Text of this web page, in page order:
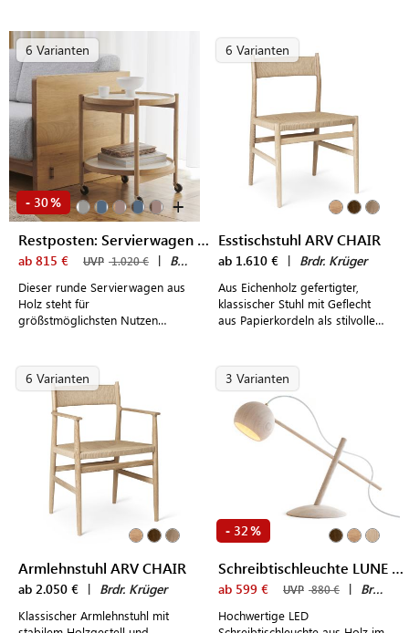
6 Varianten
- 30% +
Restposten: Servierwagen TRAY TABLE 50
ab 815 € UVP 1.020 € | Brdr. Krüger
Dieser runde Servierwagen aus
Holz steht für
größstmöglichsten Nutzen
6 Varianten
Esstischstuhl ARV CHAIR
ab 1.610 € | Brdr. Krüger
Aus Eichenholz gefertigter,
klassischer Stuhl mit Geflecht
aus Papierkordeln als stilvolle
6 Varianten
Armlehnstuhl ARV CHAIR
ab 2.050 € | Brdr. Krüger
Klassischer Armlehnstuhl mit
3 Varianten
- 32 %
Schreibtischleuchte LUNE LAMP
ab 599 € UVP 880 € | Brdr. Krüger
Hochwertige LED